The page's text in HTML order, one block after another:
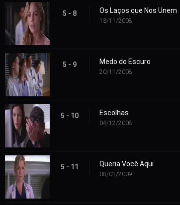
5 - 8 Os Laços que Nos Unem
13/11/2008
5 - 9 Medo do Escuro
20/11/2008
5 - 10 Escolhas
04/12/2008
5 - 11 Queria Você Aqui
08/01/2009